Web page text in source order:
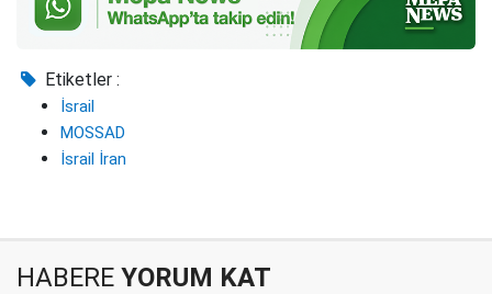
Etiketler :
İsrail
MOSSAD
İsrail İran
HABERE YORUM KAT